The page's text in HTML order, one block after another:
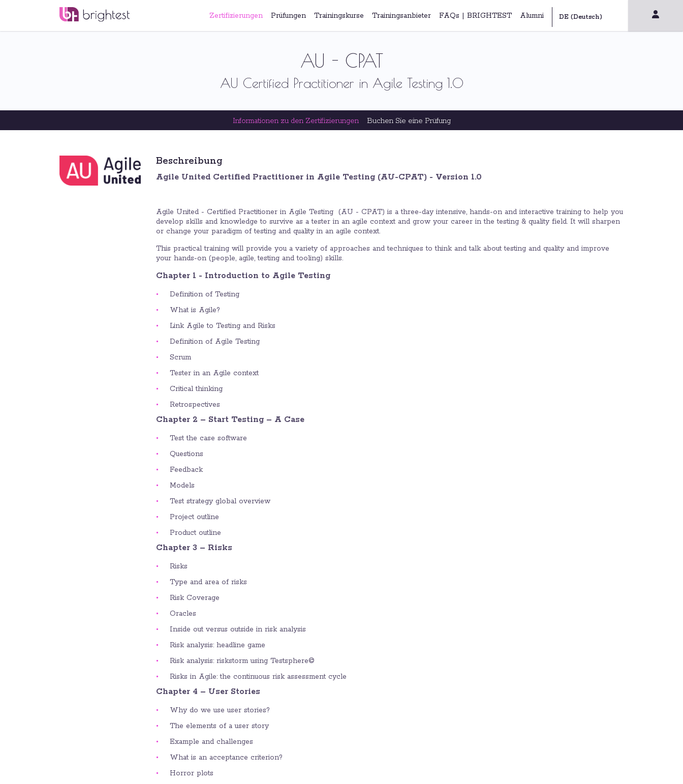
Zertifizierungen Prüfungen Trainingskurse Trainingsanbieter FAQs | BRIGHTEST Alumni
AU - CPAT
AU Certified Practitioner in Agile Testing 1.0
Informationen zu den Zertifizierungen Buchen Sie eine Prüfung
Beschreibung
Agile United Certified Practitioner in Agile Testing (AU-CPAT) - Version 1.0
Agile United - Certified Practitioner in Agile Testing (AU - CPAT) is a three-day intensive, hands-on and interactive training to help you
develop skills and knowledge to survive as a tester in an agile context and grow your career in the testing & quality field. It will sharpen
or change your paradigm of testing and quality in an agile context.
This practical training will provide you a variety of approaches and techniques to think and talk about testing and quality and improve
your hands-on (people, agile, testing and tooling) skills.​
Chapter 1 - Introduction to Agile Testing
Definition of Testing
What is Agile?
Link Agile to Testing and Risks
Definition of Agile Testing
Scrum
Tester in an Agile context
Critical thinking
Retrospectives
Chapter 2 – Start Testing – A Case
Test the case software
Questions
Feedback
Models
Test strategy global overview
Project outline
Product outline
Chapter 3 – Risks
Risks
Type and area of risks
Risk Coverage
Oracles
Inside out versus outside in risk analysis
Risk analysis: headline game
Risk analysis: riskstorm using Testsphere©
Risks in Agile: the continuous risk assessment cycle
Chapter 4 – User Stories
Why do we use user stories?
The elements of a user story
Example and challenges
What is an acceptance criterion?
Horror plots